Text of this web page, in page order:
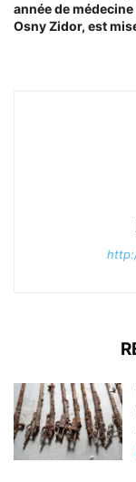
année de médecine
Osny Zidor, est